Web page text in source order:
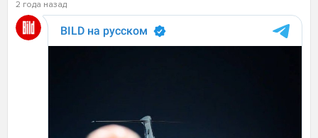
2 года назад